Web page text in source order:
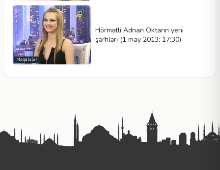
Məqalələr
Hörmətli Adnan Oktarın yeni
şərhləri (1 may 2013; 17:30)